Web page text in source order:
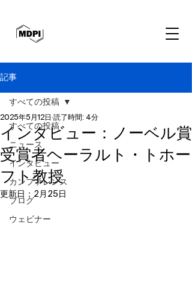
記事
すべての投稿
ニュース
インタビュー
カンファレンス
ブログ
ウェビナー
すべての投稿
インタビュー：ノーベル賞
受賞者ヘーラルト・トホー
フト教授
2025年5月12日 読了時間: 4分
更新日： 2月25日